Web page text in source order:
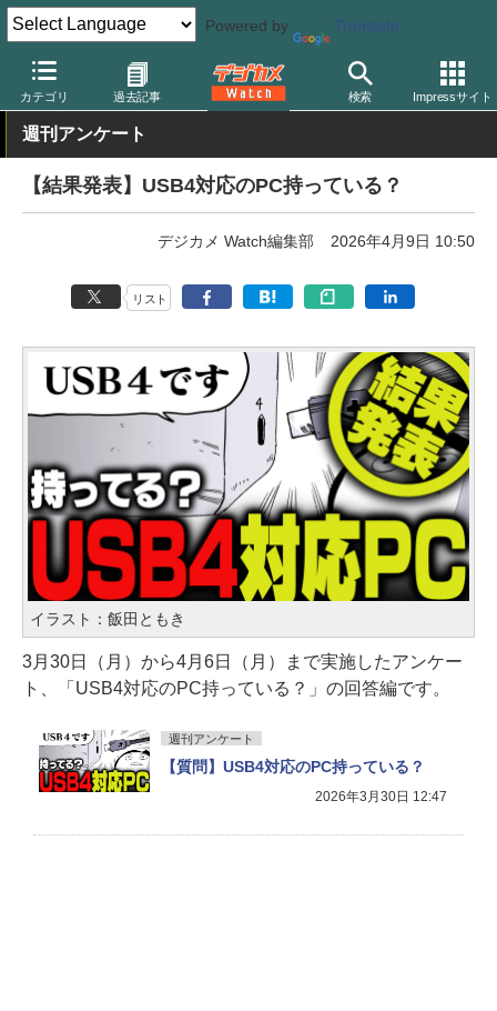
Powered by Translate
カテゴリ 過去記事 検索 Impressサイト
デジカメ Watch PC/モバイル関連 PC
週刊アンケート
【結果発表】USB4対応のPC持っている？
デジカメ Watch編集部 2026年4月9日 10:50
リスト
イラスト：飯田ともき
3月30日（月）から4月6日（月）まで実施したアンケー
ト、「USB4対応のPC持っている？」の回答編です。
週刊アンケート
【質問】USB4対応のPC持っている？
2026年3月30日 12:47